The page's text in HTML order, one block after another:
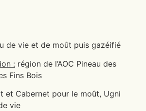
de vie et de moût puis gazéifié
: région de l’AOC Pineau des
Fins Bois
et Cabernet pour le moût, Ugni
vie